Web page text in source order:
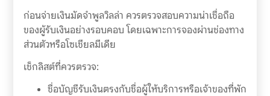
ก่อนจ่ายเงินมัดจำพูลวิลล่า ควรตรวจสอบความน่าเชื่อถือ
ของผู้รับเงินอย่างรอบคอบ โดยเฉพาะการจองผ่านช่องทาง
ส่วนตัวหรือโซเชียลมีเดีย
เช็กลิสต์ที่ควรตรวจ:
ชื่อบัญชีรับเงินตรงกับชื่อผู้ให้บริการหรือเจ้าของที่พัก